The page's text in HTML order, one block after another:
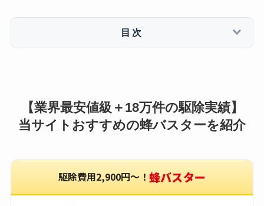
目次
【業界最安値級＋18万件の駆除実績】
当サイトおすすめの蜂バスターを紹介
駆除費用2,900円〜！ 蜂バスター